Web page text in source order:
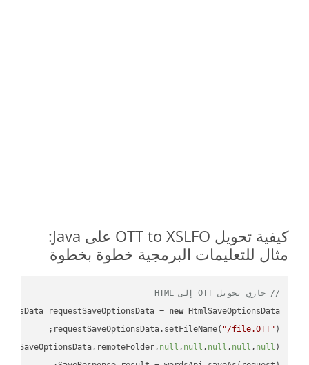
كيفية تحويل OTT to XSLFO على Java:
مثال للتعليمات البرمجية خطوة بخطوة
// جاري تحويل OTT إلى HTML
requestSaveOptionsData = new
requestSaveOptionsData.setFileName( "/file.OTT"
null , null , null , null , null